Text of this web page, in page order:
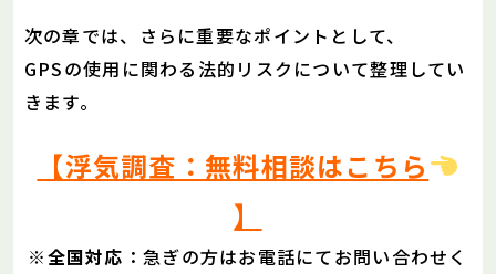
次の章では、さらに重要なポイントとして、
GPSの使用に関わる法的リスクについて整理してい
きます。
【浮気調査：無料相談はこちら
】
※全国対応 ：急ぎの方はお電話にてお問い合わせく